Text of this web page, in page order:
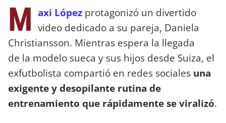
M axi López protagonizó un divertido
video dedicado a su pareja, Daniela
Christiansson. Mientras espera la llegada
de la modelo sueca y sus hijos desde Suiza, el
exfutbolista compartió en redes sociales una
exigente y desopilante rutina de
entrenamiento que rápidamente se viralizó.